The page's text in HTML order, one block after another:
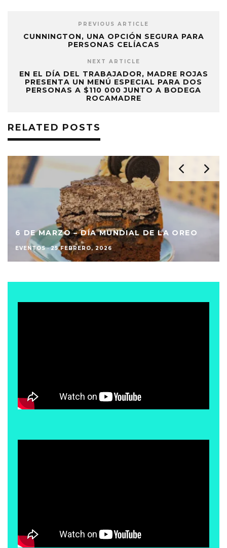
PREVIOUS ARTICLE
CUNNINGTON, UNA OPCIÓN SEGURA PARA
PERSONAS CELÍACAS
NEXT ARTICLE
EN EL DÍA DEL TRABAJADOR, MADRE ROJAS
PRESENTA UN MENÚ ESPECIAL PARA DOS
PERSONAS A $110 000 JUNTO A BODEGA
ROCAMADRE
RELATED POSTS
6 DE MARZO – DÍA MUNDIAL DE LA OREO
EVENTOS · 25 FEBRERO, 2026